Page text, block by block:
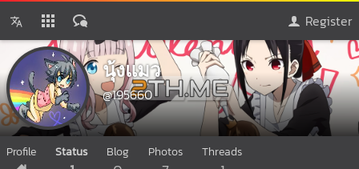
Register
นุ้งแมว
@195660
Profile Status Blog Photos Threads